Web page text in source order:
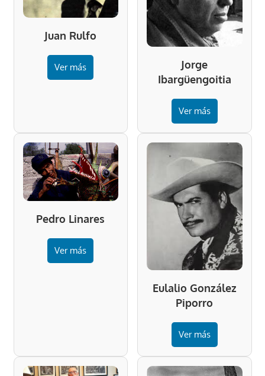
Juan Rulfo
Ver más
Jorge
Ibargüengoitia
Ver más
Pedro Linares
Ver más
Eulalio González
Piporro
Ver más